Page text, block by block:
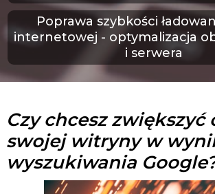
Poprawa szybkości
internetowej - optymalizacja
i serwera
Czy chcesz zwiększyć
swojej witryny w
wyszukiwania